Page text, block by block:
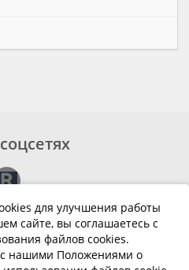
для улучшения работы
сайте, вы соглашаетесь с
файлов cookies.
нашими Положениями о
ул. Эпроновская, 1